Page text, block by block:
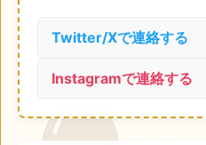
Twitter/Xで連絡する
Instagramで連絡する